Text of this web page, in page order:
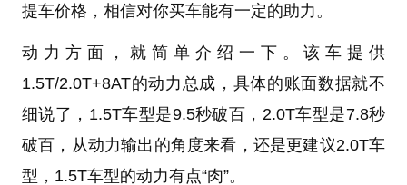
提车价格，相信对你买车能有一定的助力。
动力方面，就简单介绍一下。该车提供
1.5T/2.0T+8AT的动力总成，具体的账面数据就不
细说了，1.5T车型是9.5秒破百，2.0T车型是7.8秒
破百，从动力输出的角度来看，还是更建议2.0T车
型，1.5T车型的动力有点“肉”。